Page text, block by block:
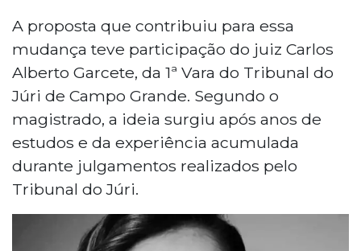
A proposta que contribuiu para essa
mudança teve participação do juiz Carlos
Alberto Garcete, da 1ª Vara do Tribunal do
Júri de Campo Grande. Segundo o
magistrado, a ideia surgiu após anos de
estudos e da experiência acumulada
durante julgamentos realizados pelo
Tribunal do Júri.